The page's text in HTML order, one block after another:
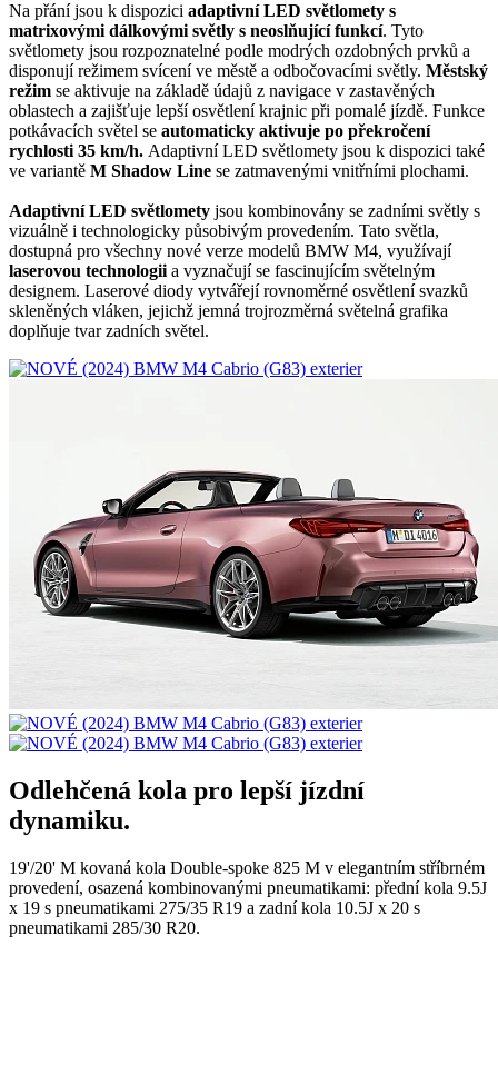
Na přání jsou k dispozici adaptivní LED světlomety s
matrixovými dálkovými světly s neoslňující funkcí. Tyto
světlomety jsou rozpoznatelné podle modrých ozdobných prvků a
disponují režimem svícení ve městě a odbočovacími světly. Městský
režim se aktivuje na základě údajů z navigace v zastavěných
oblastech a zajišťuje lepší osvětlení krajnic při pomalé jízdě. Funkce
potkávacích světel se automaticky aktivuje po překročení
rychlosti 35 km/h. Adaptivní LED světlomety jsou k dispozici také
ve variantě M Shadow Line se zatmavenými vnitřními plochami.
Adaptivní LED světlomety jsou kombinovány se zadními světly s
vizuálně i technologicky působivým provedením. Tato světla,
dostupná pro všechny nové verze modelů BMW M4, využívají
laserovou technologii a vyznačují se fascinujícím světelným
designem. Laserové diody vytvářejí rovnoměrné osvětlení svazků
skleněných vláken, jejichž jemná trojrozměrná světelná grafika
doplňuje tvar zadních světel.
Odlehčená kola pro lepší jízdní
dynamiku.
19'/20' M kovaná kola Double-spoke 825 M v elegantním stříbrném
provedení, osazená kombinovanými pneumatikami: přední kola 9.5J
x 19 s pneumatikami 275/35 R19 a zadní kola 10.5J x 20 s
pneumatikami 285/30 R20.